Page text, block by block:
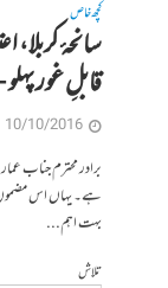
کچھ خاص
سانحۂ
قابلِ غور پہلو
10/10/2016
برادر محترم جناب
بہت اہم...
تلاش